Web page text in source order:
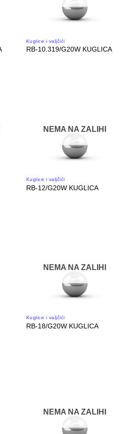
Kuglice i valjčići
RB-10.319/G20W KUGLICA
NEMA NA ZALIHI
Kuglice i valjčići
RB-12/G20W KUGLICA
NEMA NA ZALIHI
Kuglice i valjčići
RB-18/G20W KUGLICA
NEMA NA ZALIHI